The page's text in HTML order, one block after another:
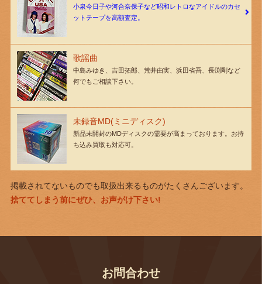
小泉今日子や河合奈保子など昭和レトロなアイドルのカセ
ットテープを高額査定。
歌謡曲
中島みゆき、吉田拓郎、荒井由実、浜田省吾、長渕剛など
何でもご相談下さい。
未録音MD(ミニディスク)
新品未開封のMDディスクの需要が高まっております。お持
ち込み買取も対応可。
掲載されてないものでも取扱出来るものがたくさんございます。
捨ててしまう前にぜひ、お声がけ下さい!
お問合わせ